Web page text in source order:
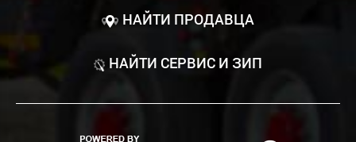
НАЙТИ ПРОДАВЦА
НАЙТИ СЕРВИС И ЗИП